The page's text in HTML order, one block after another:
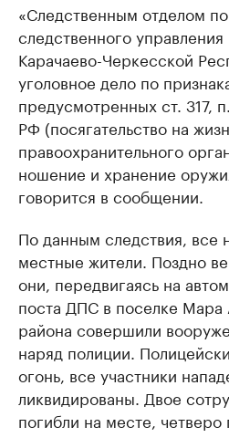
«Следственным отделом
следственного
Карачаево-Черкесской
уголовное дело по
предусмотренных ст. 317,
РФ (посягательство на
правоохранительного
ношение и хранение
говорится в сообщении.
По данным следствия, все
местные жители. Поздно
они, передвигаясь на
поста ДПС в поселке Мара
района совершили
наряд полиции.
огонь, все участники
ликвидированы. Двое
погибли на месте, четверо